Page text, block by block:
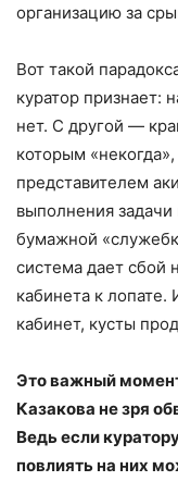
организацию за
Вот такой
куратор признает:
нет. С другой —
которым
представителем
выполнения
бумажной
система дает сбой
кабинета к лопате.
кабинет, кусты
Это важный
Казакова не зря
Ведь если
повлиять на них